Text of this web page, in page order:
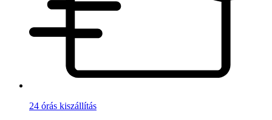
24 órás kiszállítás